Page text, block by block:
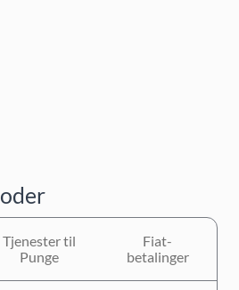
Tjenester til
Punge
Fiat-
betalinger